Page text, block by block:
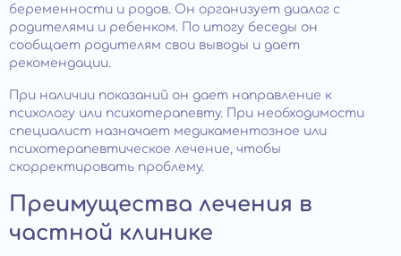
беременности и родов. Он организует диалог с
родителями и ребенком. По итогу беседы он
сообщает родителям свои выводы и дает
рекомендации.
При наличии показаний он дает направление к
психологу или психотерапевту. При необходимости
специалист назначает медикаментозное или
психотерапевтическое лечение, чтобы
скорректировать проблему.
Преимущества лечения в
частной клинике